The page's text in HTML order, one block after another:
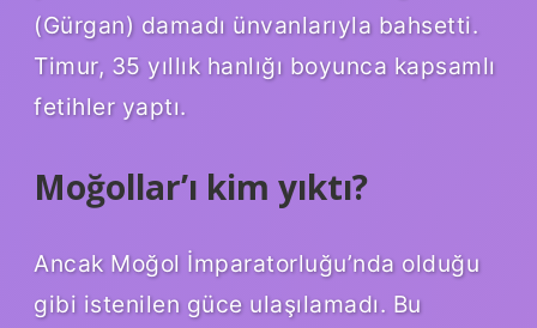
(Gürgan) damadı ünvanlarıyla bahsetti.
Timur, 35 yıllık hanlığı boyunca kapsamlı
fetihler yaptı.
Moğollar’ı kim yıktı?
Ancak Moğol İmparatorluğu’nda olduğu
gibi istenilen güce ulaşılamadı. Bu